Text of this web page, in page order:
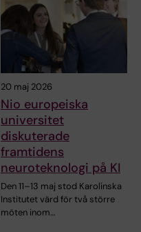
20 maj 2026
Nio europeiska
universitet
diskuterade
framtidens
neuroteknologi på KI
Den 11–13 maj stod Karolinska
Institutet värd för två större
möten inom…